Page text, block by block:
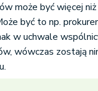
może być więcej niż
być to np.
w uchwale
wówczas zostają